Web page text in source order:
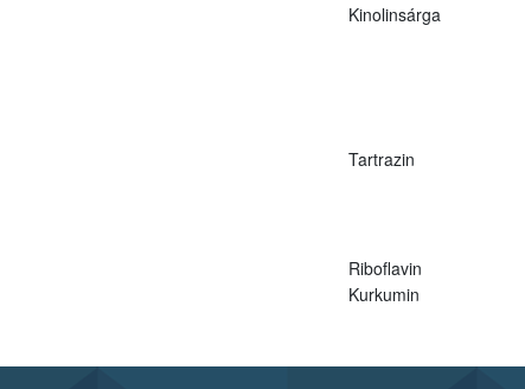
Kinolinsárga
Tartrazin
Riboflavin
Kurkumin